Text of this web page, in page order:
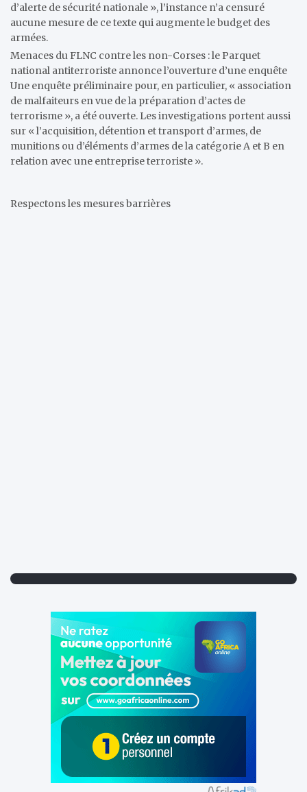
d’alerte de sécurité nationale », l’instance n’a censuré
aucune mesure de ce texte qui augmente le budget des
armées.
Menaces du FLNC contre les non-Corses : le Parquet
national antiterroriste annonce l’ouverture d’une enquête
Une enquête préliminaire pour, en particulier, « association
de malfaiteurs en vue de la préparation d’actes de
terrorisme », a été ouverte. Les investigations portent aussi
sur « l’acquisition, détention et transport d’armes, de
munitions ou d’éléments d’armes de la catégorie A et B en
relation avec une entreprise terroriste ».
Respectons les mesures barrières